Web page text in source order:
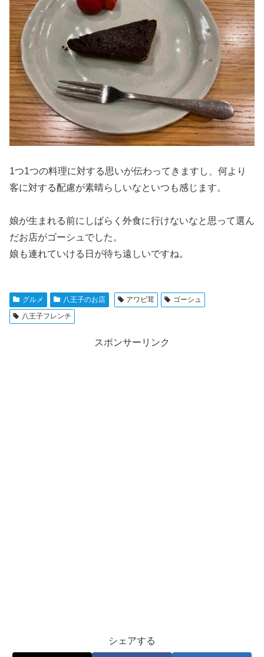
1つ1つの料理に対する思いが伝わってきますし、何より
客に対する配慮が素晴らしいなといつも感じます。
娘が生まれる前にしばらく外食に行けないなと思って選ん
だお店がゴーシュでした。
娘も連れていける日が待ち遠しいですね。
グルメ 八王子のお店 アワビ茸
ゴーシュ
八王子フレンチ
スポンサーリンク
シェアする